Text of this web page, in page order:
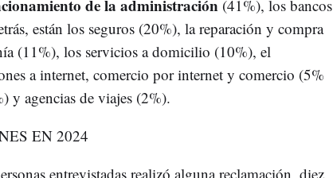
de la administración (41%), los bancos
están los seguros (20%), la reparación y compra
(11%), los servicios a domicilio (10%), el
a internet, comercio por internet y comercio (5%
y agencias de viajes (2%).
EN 2024
entrevistadas realizó alguna reclamación, diez